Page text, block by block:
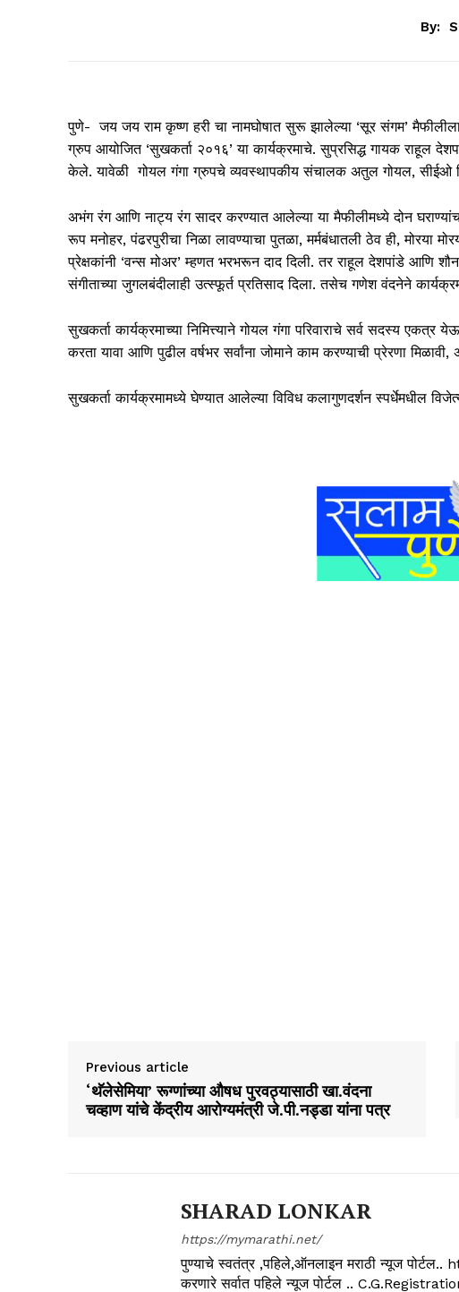
By:
पुणे- जय जय राम कृष्ण हरी चा नामघोषात सुरू झालेल्या ‘सूर संगम’
ग्रुप आयोजित ‘सुखकर्ता २०१६’ या कार्यक्रमाचे. सुप्रसिद्ध गायक राहूल
केले. यावेळी गोयल गंगा ग्रुपचे व्यवस्थापकीय संचालक अतुल गोयल, सीईओ
अभंग रंग आणि नाट्य रंग सादर करण्यात आलेल्या या मैफीलीमध्ये दोन
रूप मनोहर, पंढरपुरीचा निळा लावण्याचा पुतळा, मर्मबंधातली ठेव ही, मोरया
प्रेक्षकांनी ‘वन्स मोअर’ म्हणत भरभरून दाद दिली. तर राहूल देशपांडे आणि
संगीताच्या जुगलबंदीलाही उत्स्फूर्त प्रतिसाद दिला. तसेच गणेश वंदनेने
सुखकर्ता कार्यक्रमाच्या निमित्त्याने गोयल गंगा परिवाराचे सर्व सदस्य
करता यावा आणि पुढील वर्षभर सर्वांना जोमाने काम करण्याची प्रेरणा
सुखकर्ता कार्यक्रमामध्ये घेण्यात आलेल्या विविध कलागुणदर्शन स्पर्धेमधील
Previous article
‘थॅलेसेमिया’ रूग्णांच्या औषध पुरवठ्यासाठी खा.वंदना
चव्हाण यांचे केंद्रीय आरोग्यमंत्री जे.पी.नड्डा यांना पत्र
SHARAD LONKAR
https://mymarathi.net/
पुण्याचे स्वतंत्र ,पहिले,ऑनलाइन मराठी न्यूज
करणारे सर्वात पहिले न्यूज पोर्टल ..